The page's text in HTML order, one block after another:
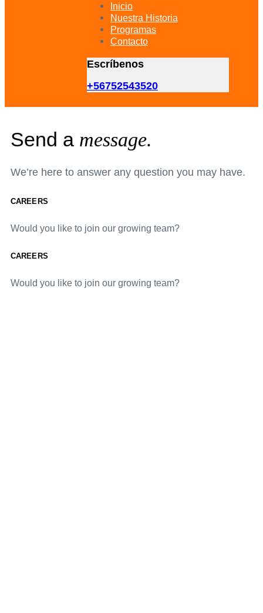
Inicio
Nuestra Historia
Programas
Contacto
Escríbenos
+56752543520
Send a message.
We’re here to answer any question you may have.
CAREERS
Would you like to join our growing team?
CAREERS
Would you like to join our growing team?